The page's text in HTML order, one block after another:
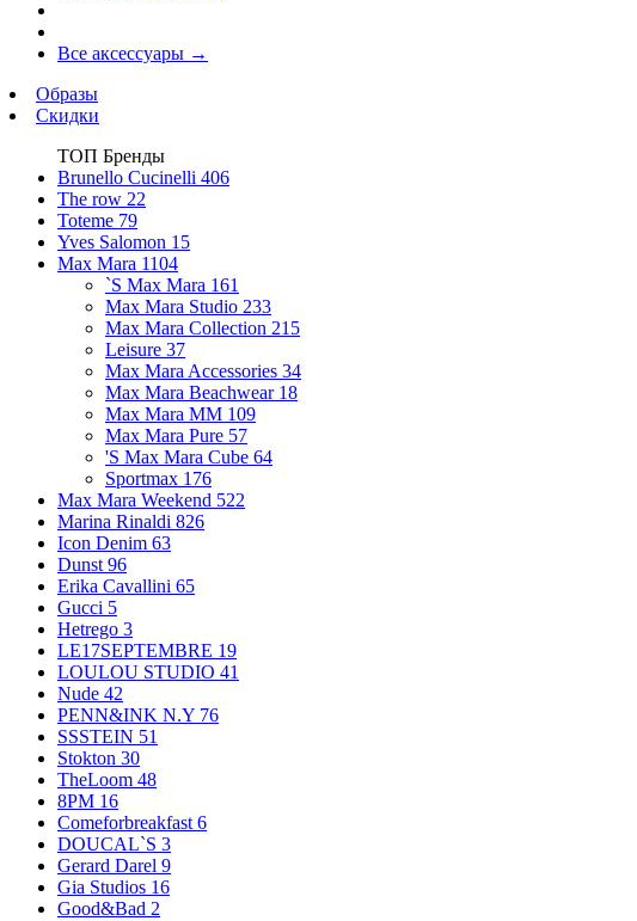
Все аксессуары →
Образы
Скидки
ТОП Бренды
Brunello Cucinelli 406
The row 22
Toteme 79
Yves Salomon 15
Max Mara 1104
`S Max Mara 161
Max Mara Studio 233
Max Mara Collection 215
Leisure 37
Max Mara Accessories 34
Max Mara Beachwear 18
Max Mara MM 109
Max Mara Pure 57
'S Max Mara Cube 64
Sportmax 176
Max Mara Weekend 522
Marina Rinaldi 826
Icon Denim 63
Dunst 96
Erika Cavallini 65
Gucci 5
Hetrego 3
LE17SEPTEMBRE 19
LOULOU STUDIO 41
Nude 42
PENN&INK N.Y 76
SSSTEIN 51
Stokton 30
TheLoom 48
8PM 16
Comeforbreakfast 6
DOUCAL`S 3
Gerard Darel 9
Gia Studios 16
Good&Bad 2